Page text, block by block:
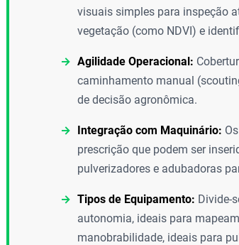
visuais simples para inspeção
vegetação (como NDVI) e
Agilidade Operacional:
caminhamento manual
de decisão agronômica.
Integração com Maquinário:
prescrição que podem ser
pulverizadores e adubadoras
Tipos de Equipamento: Divide-
autonomia, ideais para
manobrabilidade, ideais para